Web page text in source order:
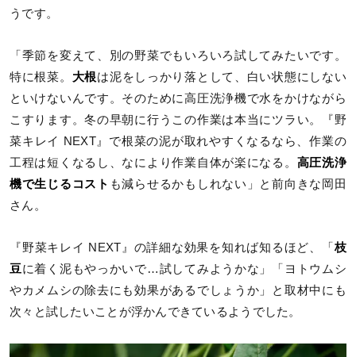
うです。
「季節を変えて、別の野菜でもいろいろ試してみたいです。
特に根菜。 大根は泥をしっかり落として、白い状態にしない
といけないんです。そのために高圧洗浄機で水をかけながら
こすります。冬の早朝に行うこの作業は本当にツラい。『野
菜キレイ NEXT』で根菜の泥が取れやすくなるなら、作業の
工程は短くなるし、なにより作業自体が楽になる。 高圧洗浄
機で生じるコスト も減らせるかもしれない」と前向きな岡田
さん。
『野菜キレイ NEXT』の詳細な効果を知れば知るほど、「 枝
豆に着く泥もやっかいで…試してみようかな」「ヨトウムシ
やカメムシの除去にも効果があるでしょうか」と取材中にも
次々と試したいことが浮かんできているようでした。